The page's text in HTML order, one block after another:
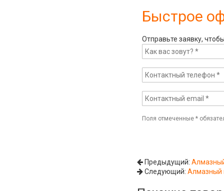
Быстрое
Отправьте заявку,
Поля отмеченные*
Предыдущий:
Следующий:Алмазный